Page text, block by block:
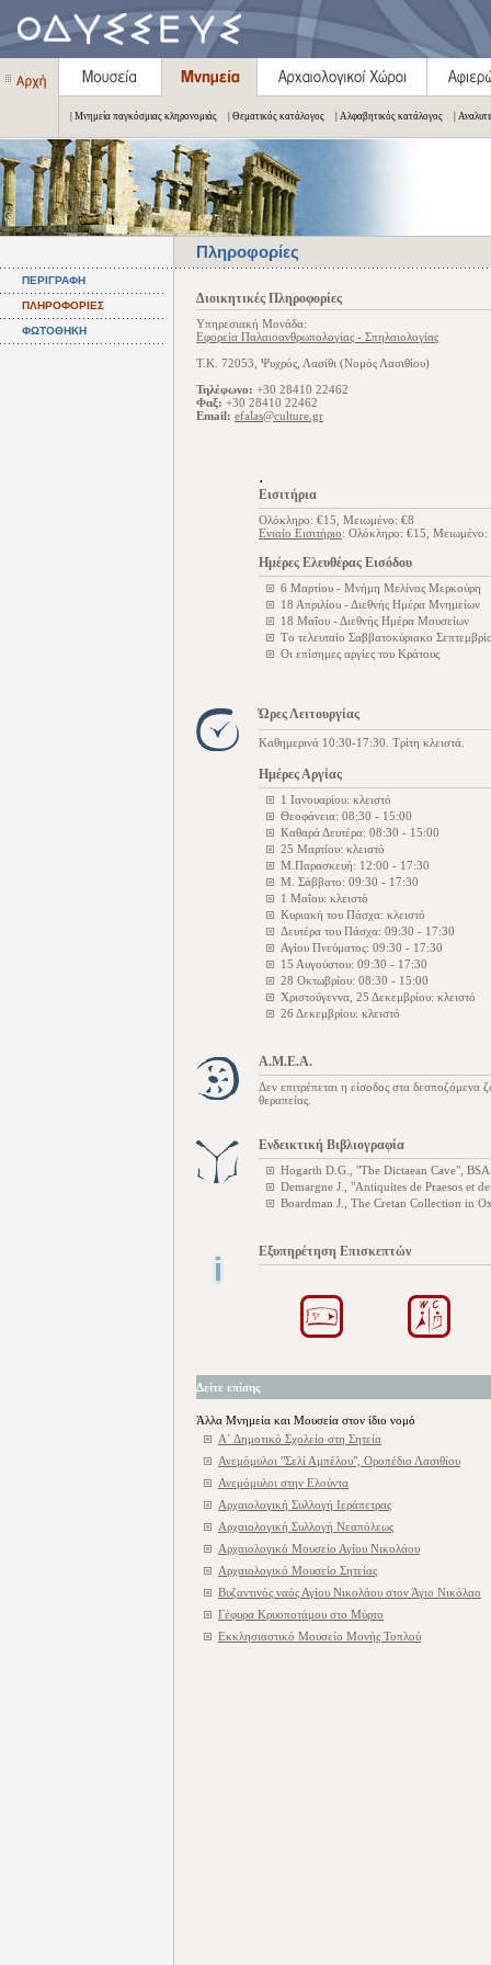
| Μνημεία παγκόσμιας κληρονομιάς | Θεματικός κατάλογος | Αλφαβητικός κατάλογος |
Πληροφορίες
ΠΕΡΙΓΡΑΦΗ
ΠΛΗΡΟΦΟΡΙΕΣ
ΦΩΤΟΘΗΚΗ
Διοικητικές Πληροφορίες
Υπηρεσιακή Μονάδα:
Εφορεία Παλαιοανθρωπολογίας - Σπηλαιολογίας
Τ.Κ. 72053, Ψυχρός, Λασίθι (Νομός Λασιθίου)
Τηλέφωνο: +30 28410 22462
Φαξ: +30 28410 22462
Email: efalas@culture.gr
.
Εισιτήρια
Ολόκληρο: €15, Μειωμένο: €8
Ενιαίο Εισιτήριο: Ολόκληρο: €15, Μειωμένο:
Ημέρες Ελευθέρας Εισόδου
6 Μαρτίου - Μνήμη Μελίνας Μερκούρη
18 Απριλίου - Διεθνής Ημέρα Μνημείων
18 Μαΐου - Διεθνής Ημέρα Μουσείων
Tο τελευταίο Σαββατοκύριακο
Οι επίσημες αργίες του Κράτους
Ώρες Λειτουργίας
Καθημερινά 10:30-17:30. Τρίτη κλειστά.
Ημέρες Αργίας
1 Ιανουαρίου: κλειστό
Θεοφάνεια: 08:30 - 15:00
Καθαρά Δευτέρα: 08:30 - 15:00
25 Μαρτίου: κλειστό
Μ.Παρασκευή: 12:00 - 17:30
Μ. Σάββατο: 09:30 - 17:30
1 Μαΐου: κλειστό
Κυριακή του Πάσχα: κλειστό
Δευτέρα του Πάσχα: 09:30 - 17:30
Αγίου Πνεύματος: 09:30 - 17:30
15 Αυγούστου: 09:30 - 17:30
28 Οκτωβρίου: 08:30 - 15:00
Χριστούγεννα, 25 Δεκεμβρίου: κλειστό
26 Δεκεμβρίου: κλειστό
Α.Μ.Ε.Α.
Δεν επιτρέπεται η είσοδος στα δεσποζόμενα
θεραπείας.
Ενδεικτική Βιβλιογραφία
Hogarth D.G., "The Dictaean Cave",
Demargne J., "Antiquites de Praesos et
Boardman J., The Cretan Collection in
Εξυπηρέτηση Επισκεπτών
Δείτε επίσης
Άλλα Μνημεία και Μουσεία στον ίδιο νομό
Α΄ Δημοτικό Σχολείο στη Σητεία
Ανεμόμυλοι "Σελί Αμπέλου", Οροπέδιο Λασιθίου
Ανεμόμυλοι στην Ελούντα
Αρχαιολογική Συλλογή Ιεράπετρας
Αρχαιολογική Συλλογή Νεαπόλεως
Αρχαιολογικό Μουσείο Αγίου Νικολάου
Αρχαιολογικό Μουσείο Σητείας
Βυζαντινός ναός Αγίου Νικολάου στον Άγιο Νικόλαο
Γέφυρα Κρυοποτάμου στο Μύρτο
Εκκλησιαστικό Μουσείο Μονής Τοπλού